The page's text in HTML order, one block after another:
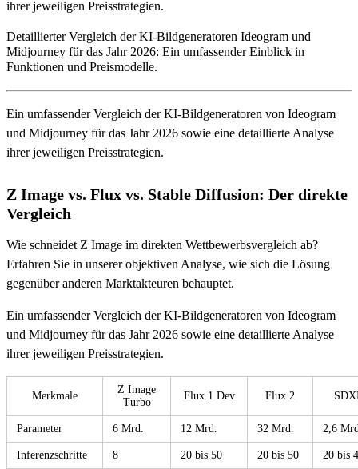
ihrer jeweiligen Preisstrategien.
Detaillierter Vergleich der KI-Bildgeneratoren Ideogram und
Midjourney für das Jahr 2026: Ein umfassender Einblick in
Funktionen und Preismodelle.
Ein umfassender Vergleich der KI-Bildgeneratoren von Ideogram
und Midjourney für das Jahr 2026 sowie eine detaillierte Analyse
ihrer jeweiligen Preisstrategien.
Z Image vs. Flux vs. Stable Diffusion: Der direkte
Vergleich
Wie schneidet Z Image im direkten Wettbewerbsvergleich ab?
Erfahren Sie in unserer objektiven Analyse, wie sich die Lösung
gegenüber anderen Marktakteuren behauptet.
Ein umfassender Vergleich der KI-Bildgeneratoren von Ideogram
und Midjourney für das Jahr 2026 sowie eine detaillierte Analyse
ihrer jeweiligen Preisstrategien.
Merkmale
Z Image
Turbo
Flux.1 Dev Flux.2
Parameter 6 Mrd. 12 Mrd. 32 Mrd. 2,6
Inferenzschritte 8 20 bis 50 20 bis 50 20 bis